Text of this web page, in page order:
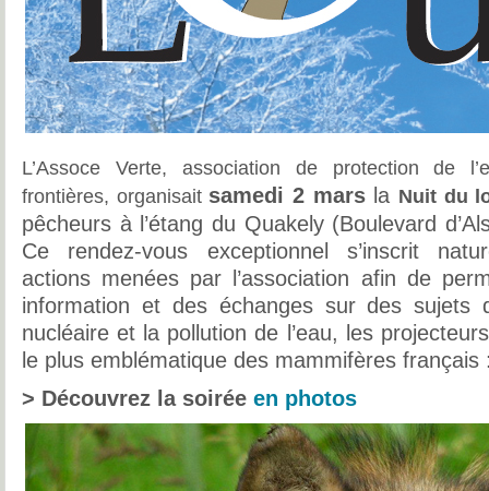
L’Assoce Verte, association de protection de
frontières, organisait samedi 2 mars la Nuit du
pêcheurs à l’étang du Quakely (Boulevard
Ce rendez-vous exceptionnel s’inscrit
actions menées par l’association afin de
information et des échanges sur des sujets
nucléaire et la pollution de l’eau, les
le plus emblématique des mammifères français
> Découvrez la soirée en photos